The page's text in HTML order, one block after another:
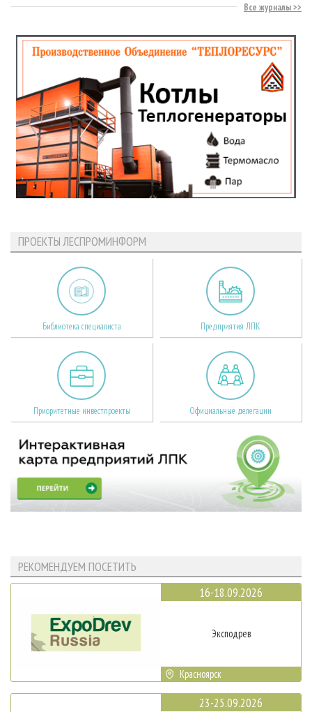
Все журналы
ПРОЕКТЫ ЛЕСПРОМИНФОРМ
Библиотека специалиста Предприятия ЛПК
Приоритетные инвестпроекты Официальные делегации
РЕКОМЕНДУЕМ ПОСЕТИТЬ
16-18.09.2026
Эксподрев
Красноярск
23-25.09.2026